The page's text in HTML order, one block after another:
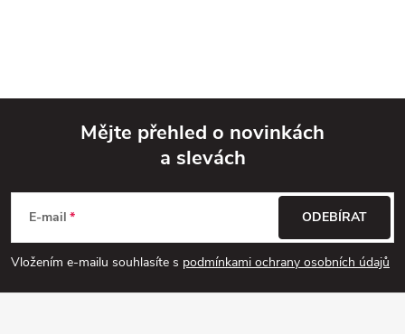
p
a
Mějte přehled o novinkách
a slevách
E-mail
Vložením e-mailu souhlasíte s podmínkami ochrany osobních údajů
ODEBÍRAT